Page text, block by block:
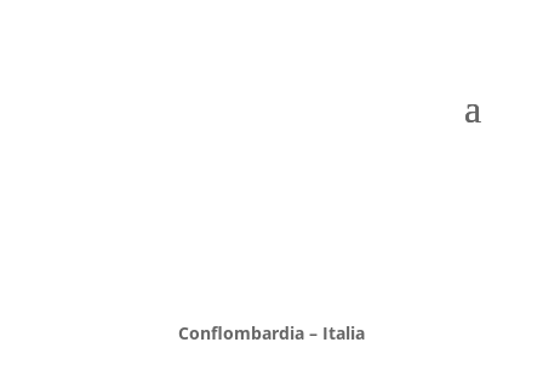
Conflombardia – Italia